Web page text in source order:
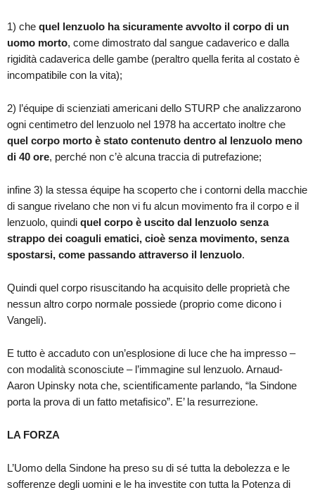
1) che quel lenzuolo ha sicuramente avvolto il corpo di un
uomo morto, come dimostrato dal sangue cadaverico e dalla
rigidità cadaverica delle gambe (peraltro quella ferita al costato è
incompatibile con la vita);
2) l’équipe di scienziati americani dello STURP che analizzarono
ogni centimetro del lenzuolo nel 1978 ha accertato inoltre che
quel corpo morto è stato contenuto dentro al lenzuolo meno
di 40 ore, perché non c’è alcuna traccia di putrefazione;
infine 3) la stessa équipe ha scoperto che i contorni della macchie
di sangue rivelano che non vi fu alcun movimento fra il corpo e il
lenzuolo, quindi quel corpo è uscito dal lenzuolo senza
strappo dei coaguli ematici, cioè senza movimento, senza
spostarsi, come passando attraverso il lenzuolo.
Quindi quel corpo risuscitando ha acquisito delle proprietà che
nessun altro corpo normale possiede (proprio come dicono i
Vangeli).
E tutto è accaduto con un’esplosione di luce che ha impresso –
con modalità sconosciute – l’immagine sul lenzuolo. Arnaud-
Aaron Upinsky nota che, scientificamente parlando, “la Sindone
porta la prova di un fatto metafisico”. E’ la resurrezione.
LA FORZA
L’Uomo della Sindone ha preso su di sé tutta la debolezza e le
sofferenze degli uomini e le ha investite con tutta la Potenza di